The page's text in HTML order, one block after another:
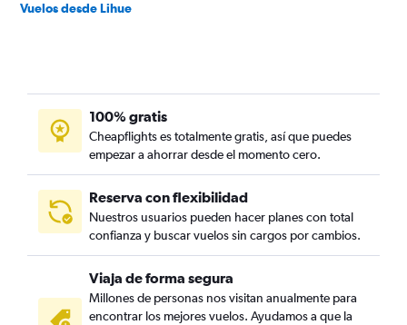
Vuelos desde Lihue
100% gratis
Cheapflights es totalmente gratis, así que puedes
empezar a ahorrar desde el momento cero.
Reserva con flexibilidad
Nuestros usuarios pueden hacer planes con total
confianza y buscar vuelos sin cargos por cambios.
Viaja de forma segura
Millones de personas nos visitan anualmente para
encontrar los mejores vuelos. Ayudamos a que la